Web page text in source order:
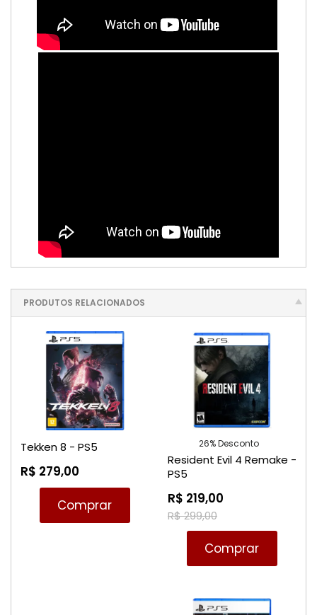
PRODUTOS RELACIONADOS
Tekken 8 - PS5
R$ 279,00
Comprar
26% Desconto
Resident Evil 4 Remake -
PS5
R$ 219,00
R$ 299,00
Comprar